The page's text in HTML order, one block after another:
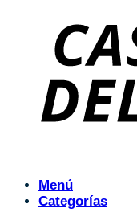
Menú
Categorías